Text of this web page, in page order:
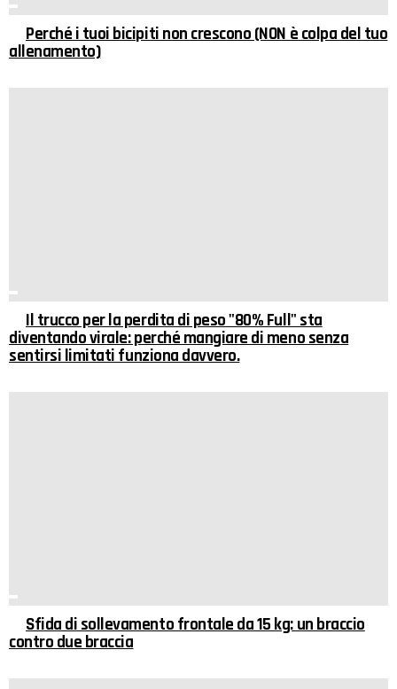
Perché i tuoi bicipiti non crescono (NON è colpa del tuo
allenamento)
Il trucco per la perdita di peso "80% Full" sta
diventando virale: perché mangiare di meno senza
sentirsi limitati funziona davvero.
Sfida di sollevamento frontale da 15 kg: un braccio
contro due braccia